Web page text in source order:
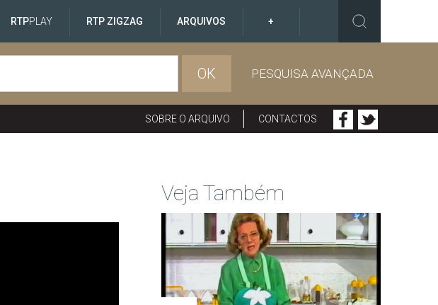
RTPPLAY RTP ZIGZAG ARQUIVOS +
OK PESQUISA AVANÇADA
SOBRE O ARQUIVO CONTACTOS
Veja Também